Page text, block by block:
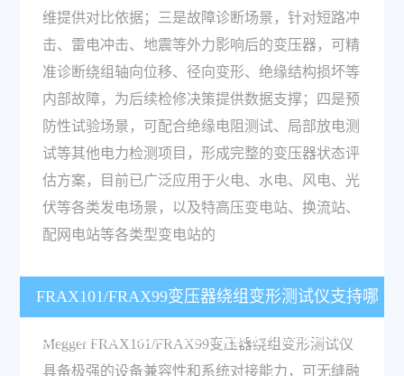
维提供对比依据；三是故障诊断场景，针对短路冲
击、雷电冲击、地震等外力影响后的变压器，可精
准诊断绕组轴向位移、径向变形、绝缘结构损坏等
内部故障，为后续检修决策提供数据支撑；四是预
防性试验场景，可配合绝缘电阻测试、局部放电测
试等其他电力检测项目，形成完整的变压器状态评
估方案，目前已广泛应用于火电、水电、风电、光
伏等各类发电场景，以及特高压变电站、换流站、
配网电站等各类型变电站的
FRAX101/FRAX99变压器绕组变形测试仪支持哪
些系统对接？能不能融入现有电力运维体系？
Megger FRAX101/FRAX99变压器绕组变形测试仪
具备极强的设备兼容性和系统对接能力，可无缝融